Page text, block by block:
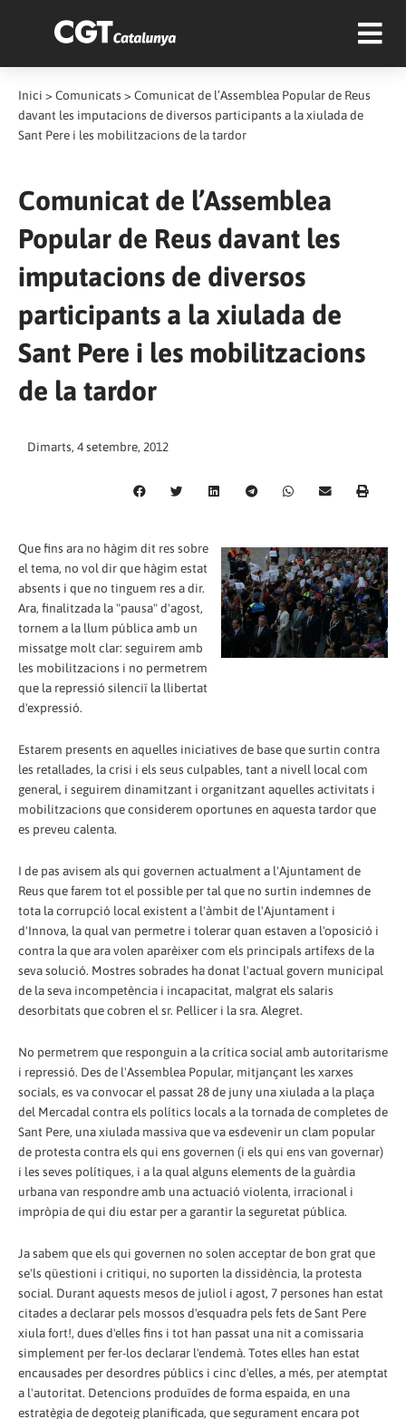
Inici > Comunicats > Comunicat de l’Assemblea Popular de Reus
davant les imputacions de diversos participants a la xiulada de
Sant Pere i les mobilitzacions de la tardor
Comunicat de l’Assemblea
Popular de Reus davant les
imputacions de diversos
participants a la xiulada de
Sant Pere i les mobilitzacions
de la tardor
Dimarts, 4 setembre, 2012
Que fins ara no hàgim dit res sobre
el tema, no vol dir que hàgim estat
absents i que no tinguem res a dir.
Ara, finalitzada la "pausa" d'agost,
tornem a la llum pública amb un
missatge molt clar: seguirem amb
les mobilitzacions i no permetrem
que la repressió silenciï la llibertat
d'expressió.
Estarem presents en aquelles iniciatives de base que surtin contra
les retallades, la crisi i els seus culpables, tant a nivell local com
general, i seguirem dinamitzant i organitzant aquelles activitats i
mobilitzacions que considerem oportunes en aquesta tardor que
es preveu calenta.
I de pas avisem als qui governen actualment a l'Ajuntament de
Reus que farem tot el possible per tal que no surtin indemnes de
tota la corrupció local existent a l'àmbit de l'Ajuntament i
d'Innova, la qual van permetre i tolerar quan estaven a l'oposició i
contra la que ara volen aparèixer com els principals artífexs de la
seva solució. Mostres sobrades ha donat l'actual govern municipal
de la seva incompetència i incapacitat, malgrat els salaris
desorbitats que cobren el sr. Pellicer i la sra. Alegret.
No permetrem que responguin a la crítica social amb autoritarisme
i repressió. Des de l'Assemblea Popular, mitjançant les xarxes
socials, es va convocar el passat 28 de juny una xiulada a la plaça
del Mercadal contra els polítics locals a la tornada de completes de
Sant Pere, una xiulada massiva que va esdevenir un clam popular
de protesta contra els qui ens governen (i els qui ens van governar)
i les seves polítiques, i a la qual alguns elements de la guàrdia
urbana van respondre amb una actuació violenta, irracional i
impròpia de qui diu estar per a garantir la seguretat pública.
Ja sabem que els qui governen no solen acceptar de bon grat que
se'ls qüestioni i critiqui, no suporten la dissidència, la protesta
social. Durant aquests mesos de juliol i agost, 7 persones han estat
citades a declarar pels mossos d'esquadra pels fets de Sant Pere
xiula fort!, dues d'elles fins i tot han passat una nit a comissaria
simplement per fer-los declarar l'endemà. Totes elles han estat
encausades per desordres públics i cinc d'elles, a més, per atemptat
a l'autoritat. Detencions produïdes de forma espaida, en una
estratègia de degoteig planificada, que segurament encara pot